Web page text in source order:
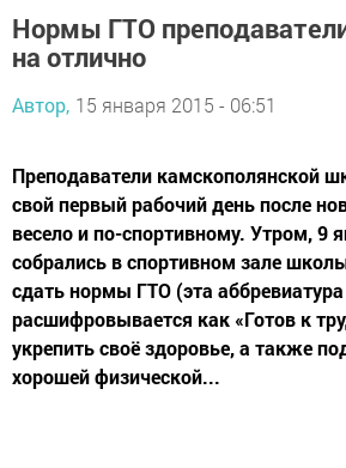
Нормы ГТО
на отлично
Автор, 15 января 2015 - 06:51
Преподаватели камскополянской
свой первый рабочий день после
весело и по-спортивному. Утром, 9
собрались в спортивном зале
сдать нормы ГТО (эта аббревиатура
расшифровывается как «Готов к
укрепить своё здоровье, а также
хорошей физической...